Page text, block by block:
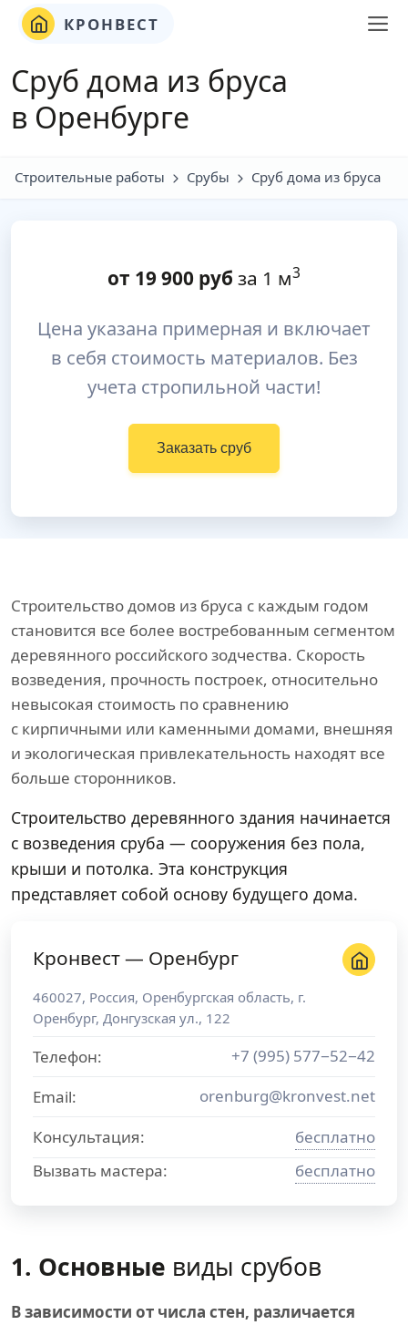
КРОНВЕСТ
Сруб дома из бруса
в Оренбурге
Строительные работы Срубы Сруб дома из бруса
от 19 900 руб за 1 м3
Цена указана примерная и включает
в себя стоимость материалов. Без
учета стропильной части!
Заказать сруб
Строительство домов из бруса с каждым годом
становится все более востребованным сегментом
деревянного российского зодчества. Скорость
возведения, прочность построек, относительно
невысокая стоимость по сравнению
с кирпичными или каменными домами, внешняя
и экологическая привлекательность находят все
больше сторонников.
Строительство деревянного здания начинается
с возведения сруба — сооружения без пола,
крыши и потолка. Эта конструкция
представляет собой основу будущего дома.
Кронвест — Оренбург
460027, Россия, Оренбургская область, г.
Оренбург, Донгузская ул., 122
Телефон:
+7 (995) 577−52−42
Email:
orenburg@kronvest.net
Консультация:
бесплатно
Вызвать мастера:
бесплатно
1. Основные виды срубов
В зависимости от числа стен, различается